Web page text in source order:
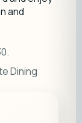
and
Dining